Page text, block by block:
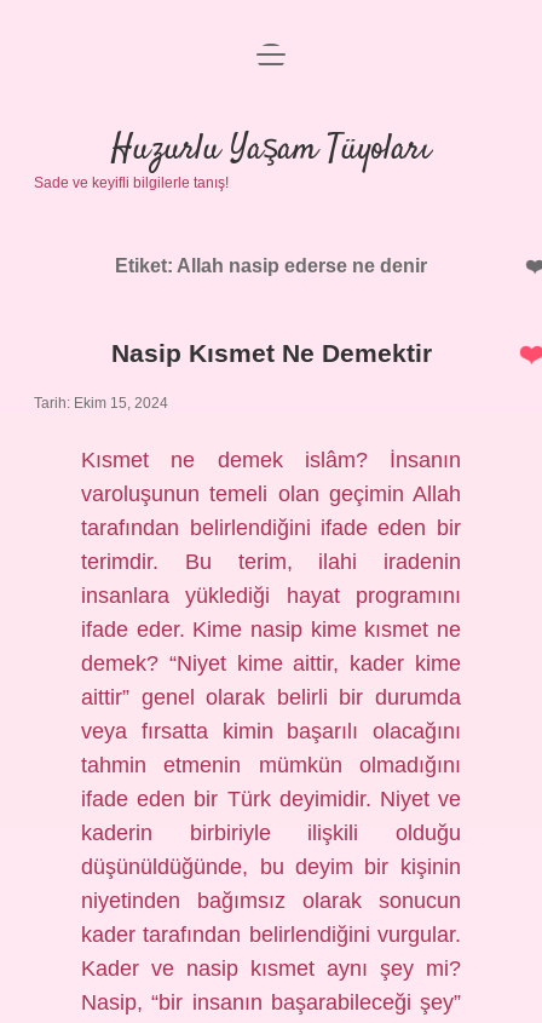
Anasayfa
Gizlilik Politikası
Yasal Uyarı
menüyü
Huzurlu Yaşam Tüyoları
Sade ve keyifli bilgilerle tanış!
Etiket: Allah nasip ederse ne denir
Nasip Kısmet Ne Demektir
Tarih: Ekim 15, 2024
Kısmet ne demek islâm? İnsanın
varoluşunun temeli olan geçimin Allah
tarafından belirlendiğini ifade eden bir
terimdir. Bu terim, ilahi iradenin
insanlara yüklediği hayat programını
ifade eder. Kime nasip kime kısmet ne
demek? “Niyet kime aittir, kader kime
aittir” genel olarak belirli bir durumda
veya fırsatta kimin başarılı olacağını
tahmin etmenin mümkün olmadığını
ifade eden bir Türk deyimidir. Niyet ve
kaderin birbiriyle ilişkili olduğu
düşünüldüğünde, bu deyim bir kişinin
niyetinden bağımsız olarak sonucun
kader tarafından belirlendiğini vurgular.
Kader ve nasip kısmet aynı şey mi?
Nasip, “bir insanın başarabileceği şey”